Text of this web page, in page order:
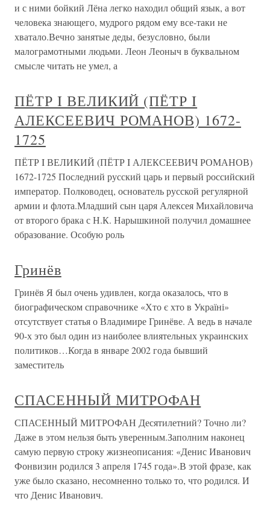
и с ними бойкий Лёна легко находил общий язык, а вот
человека знающего, мудрого рядом ему все-таки не
хватало.Вечно занятые деды, безусловно, были
малограмотными людьми. Леон Леоныч в буквальном
смысле читать не умел, а
ПЁТР I ВЕЛИКИЙ (ПЁТР I
АЛЕКСЕЕВИЧ РОМАНОВ) 1672-
1725
ПЁТР I ВЕЛИКИЙ (ПЁТР I АЛЕКСЕЕВИЧ РОМАНОВ)
1672-1725 Последний русский царь и первый российский
император. Полководец, основатель русской регулярной
армии и флота.Младший сын царя Алексея Михайловича
от второго брака с Н.К. Нарышкиной получил домашнее
образование. Особую роль
Гринёв
Гринёв Я был очень удивлен, когда оказалось, что в
биографическом справочнике «Хто є хто в Україні»
отсутствует статья о Владимире Гринёве. А ведь в начале
90-х это был один из наиболее влиятельных украинских
политиков…Когда в январе 2002 года бывший
заместитель
СПАСЕННЫЙ МИТРОФАН
СПАСЕННЫЙ МИТРОФАН Десятилетний? Точно ли?
Даже в этом нельзя быть уверенным.Заполним наконец
самую первую строку жизнеописания: «Денис Иванович
Фонвизин родился 3 апреля 1745 года».В этой фразе, как
уже было сказано, несомненно только то, что родился. И
что Денис Иванович.